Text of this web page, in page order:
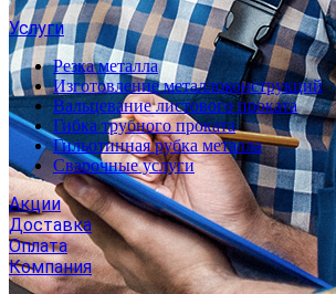
Услуги
Резка металла
Изготовление металлоконструкций
Вальцевание листового проката
Гибка трубного проката
Гильотинная рубка металла
Сварочные услуги
Акции
Доставка
Оплата
Компания